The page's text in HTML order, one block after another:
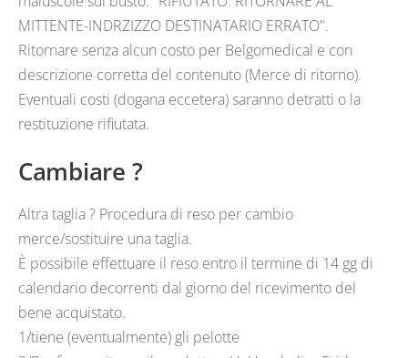
MITTENTE-INDRZIZZO DESTINATARIO ERRATO".
Ritornare senza alcun costo per Belgomedical e con
descrizione corretta del contenuto (Merce di ritorno).
Eventuali costi (dogana eccetera) saranno detratti o la
restituzione rifiutata.
Cambiare ?
Altra taglia ? Procedura di reso per cambio
merce/sostituire una taglia.
È possibile effettuare il reso entro il termine di 14 gg di
calendario decorrenti dal giorno del ricevimento del
bene acquistato.
1/tiene (eventualmente) gli pelotte